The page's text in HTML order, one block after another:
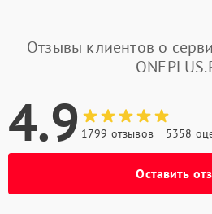
Отзывы клиентов о
4.9 1799 отзывов 5358
Оставить